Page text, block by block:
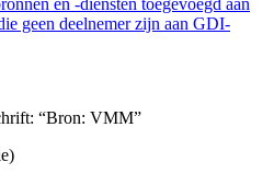
geen deelnemer zijn aan GDI-
“Bron: VMM”